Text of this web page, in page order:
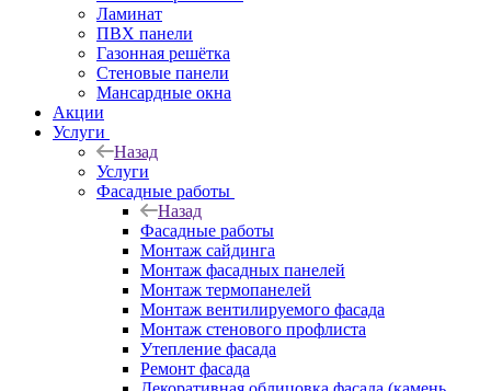
Ламинат
ПВХ панели
Газонная решётка
Стеновые панели
Мансардные окна
Акции
Услуги
Назад
Услуги
Фасадные работы
Назад
Фасадные работы
Монтаж сайдинга
Монтаж фасадных панелей
Монтаж термопанелей
Монтаж вентилируемого фасада
Монтаж стенового профлиста
Утепление фасада
Ремонт фасада